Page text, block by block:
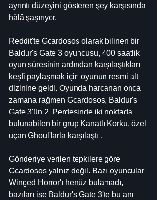
ayrıntı düzeyini gösteren şey karşısında
hâlâ şaşırıyor.
Reddit'te Gcardosos olarak bilinen bir
Baldur's Gate 3 oyuncusu, 400 saatlik
oyun süresinin ardından karşılaştıkları
keşfi paylaşmak için oyunun resmi alt
dizinine geldi. Oyunda harcanan onca
zamana rağmen Gcardosos, Baldur's
Gate 3'ün 2. Perdesinde iki noktada
bulunabilen bir grup Kanatlı Korku, özel
uçan Ghoul'larla karşılaştı .
Gönderiye verilen tepkilere göre
Gcardosos yalnız değil. Bazı oyuncular
Winged Horror'ı henüz bulamadı,
bazıları ise Baldur's Gate 3'te bu anı